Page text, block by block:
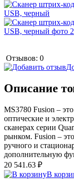
Отзывов: 0
Описание
MS3780 Fusion –
оптические и
сканерах серии
рынком. Fusion –
ручного и
дополнительную
20 541.63 ₽
В